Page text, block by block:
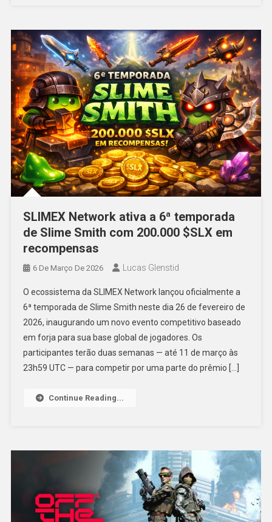
SLIMEX Network ativa a 6ª temporada
de Slime Smith com 200.000 $SLX em
recompensas
6 De Março De 2026 Lucas Glenstid
O ecossistema da SLIMEX Network lançou oficialmente a
6ª temporada de Slime Smith neste dia 26 de fevereiro de
2026, inaugurando um novo evento competitivo baseado
em forja para sua base global de jogadores. Os
participantes terão duas semanas — até 11 de março às
23h59 UTC — para competir por uma parte do prêmio […]
Continue Reading...